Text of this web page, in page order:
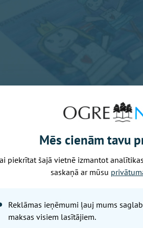
Mēs cienām tavu
piekrītat šajā vietnē izmantot
saskaņā ar mūsu
Reklāmas ieņēmumi ļauj mums
maksas visiem lasītājiem.